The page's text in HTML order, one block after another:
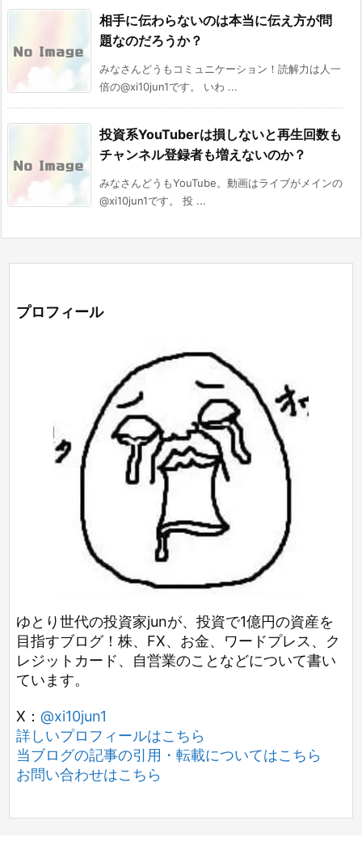
相手に伝わらないのは本当に伝え方が問
題なのだろうか？
みなさんどうもコミュニケーション！読解力は人一
倍の@xi10jun1です。 いわ ...
投資系YouTuberは損しないと再生回数も
チャンネル登録者も増えないのか？
みなさんどうもYouTube。動画はライブがメインの
@xi10jun1です。 投 ...
プロフィール
ゆとり世代の投資家junが、投資で1億円の資産を
目指すブログ！株、FX、お金、ワードプレス、ク
レジットカード、自営業のことなどについて書い
ています。
X： @xi10jun1
詳しいプロフィールはこちら
当ブログの記事の引用・転載についてはこちら
お問い合わせはこちら